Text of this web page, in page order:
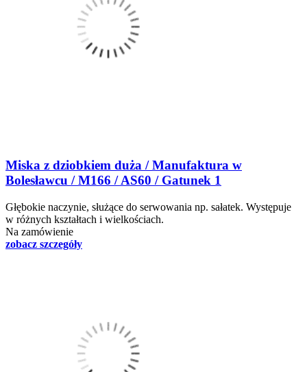
Miska z dziobkiem duża / Manufaktura w
Bolesławcu / M166 / AS60 / Gatunek 1
Głębokie naczynie, służące do serwowania np. sałatek. Występuje
w różnych kształtach i wielkościach.
Na zamówienie
zobacz szczegóły